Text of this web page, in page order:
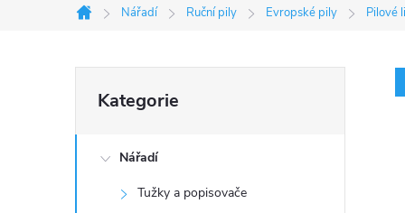
Domů
Nářadí Ruční pily Evropské pily Pilové
o
kategorie
Kategorie
Nářadí
Tužky a popisovače